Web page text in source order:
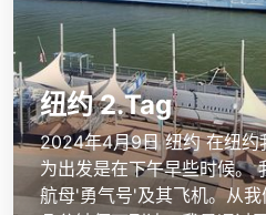
纽约 2.Tag
2024年4月9日 纽约 在纽约
为出发是在下午早些时候。
航母'勇气号'及其飞机。从